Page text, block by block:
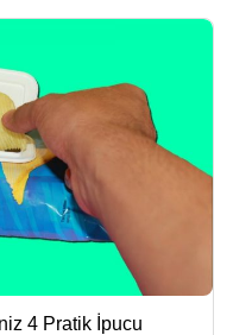
4 Pratik İpucu